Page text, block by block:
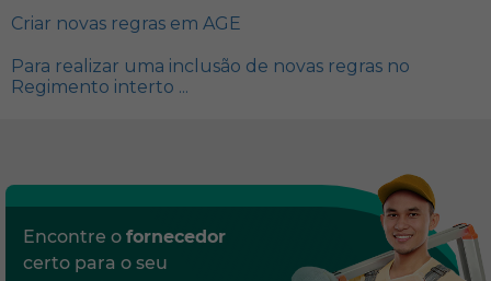
Criar novas regras em AGE
Para realizar uma inclusão de novas regras no
Regimento interto ...
Encontre o fornecedor
certo para o seu